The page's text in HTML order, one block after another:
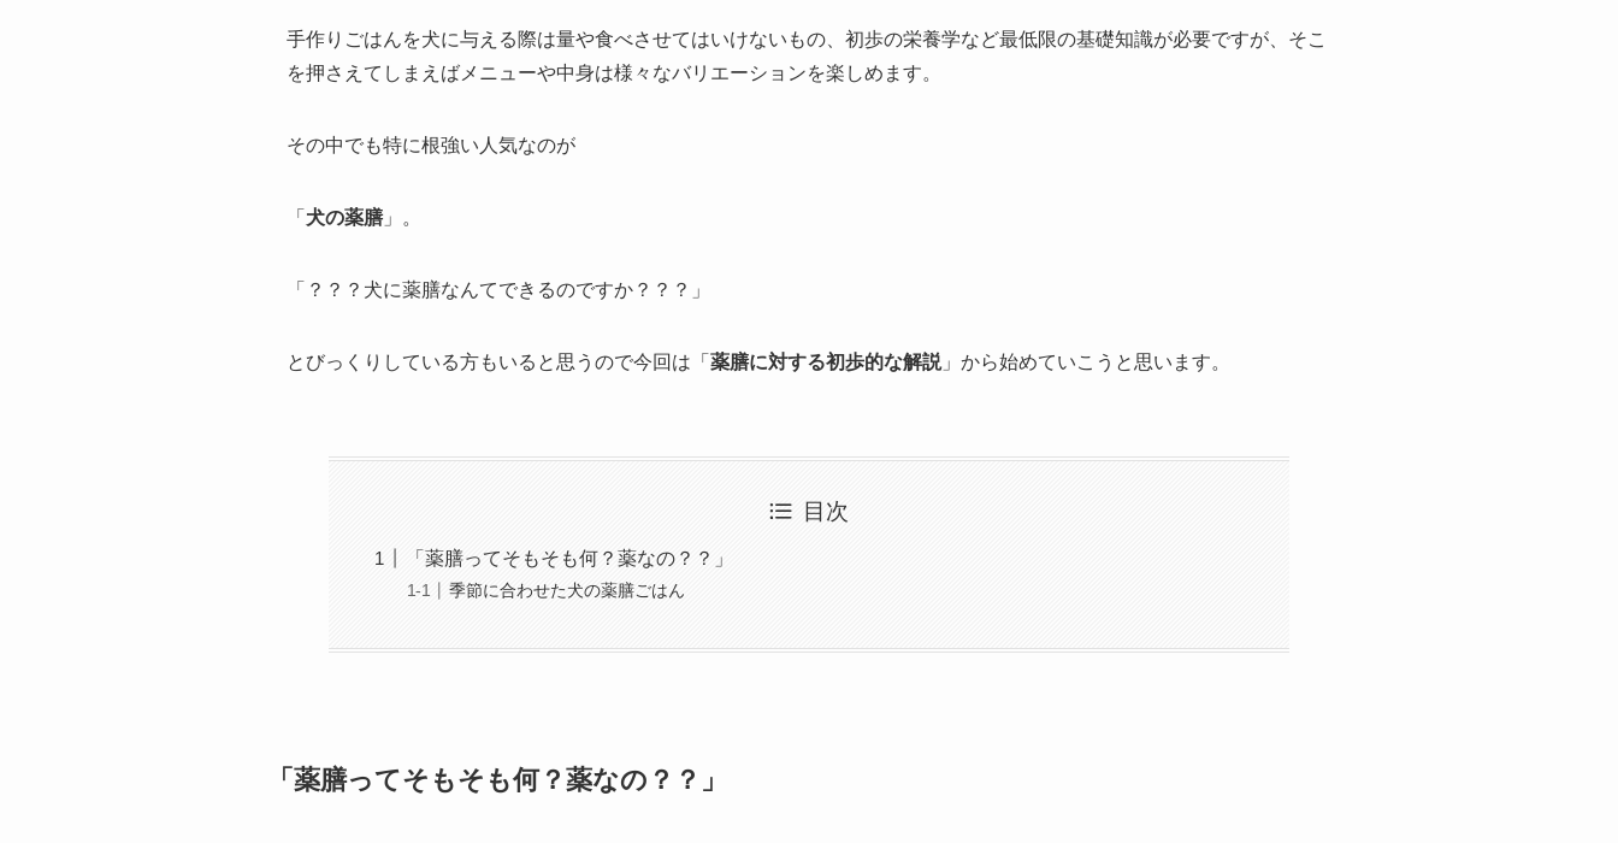
手作りごはんを犬に与える際は量や食べさせてはいけないもの、初歩の栄養学など最低限の基礎知識が必要ですが、そこ
を押さえてしまえばメニューや中身は様々なバリエーションを楽しめます。
その中でも特に根強い人気なのが
「 犬の薬膳」。
「？？？犬に薬膳なんてできるのですか？？？」
とびっくりしている方もいると思うので今回は「 薬膳に対する初歩的な解説」から始めていこうと思います。
目次
「薬膳ってそもそも何？薬なの？？」
季節に合わせた犬の薬膳ごはん
「薬膳ってそもそも何？薬なの？？」